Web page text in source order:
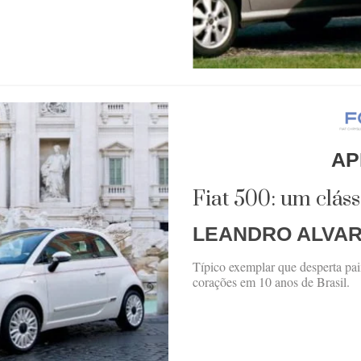
Fiat 500: um
LEANDRO
Típico exemplar que desperta
corações em 10 anos de Brasil.